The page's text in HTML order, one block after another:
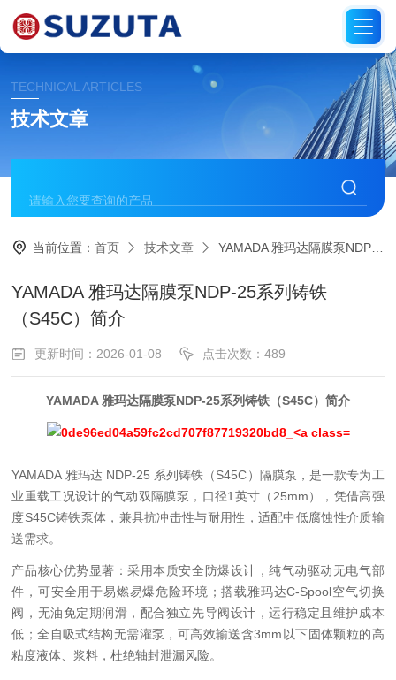
TECHNICAL ARTICLES
技术文章
当前位置：首页 技术文章 YAMADA 雅玛达隔膜泵NDP-25系列铸铁（S45C）简介
YAMADA 雅玛达隔膜泵NDP-25系列铸铁
（S45C）简介
更新时间：2026-01-08 点击次数：489
YAMADA 雅玛达隔膜泵NDP-25系列铸铁（S45C）简介
YAMADA 雅玛达 NDP-25 系列铸铁（S45C）隔膜泵，是一款专为工
业重载工况设计的气动双隔膜泵，口径1英寸（25mm），凭借高强
度S45C铸铁泵体，兼具抗冲击性与耐用性，适配中低腐蚀性介质输
送需求。
产品核心优势显著：采用本质安全防爆设计，纯气动驱动无电气部
件，可安全用于易燃易爆危险环境；搭载雅玛达C-Spool空气切换
阀，无油免定期润滑，配合独立先导阀设计，运行稳定且维护成本
低；全自吸式结构无需灌泵，可高效输送含3mm以下固体颗粒的高
粘度液体、浆料，杜绝轴封泄漏风险。